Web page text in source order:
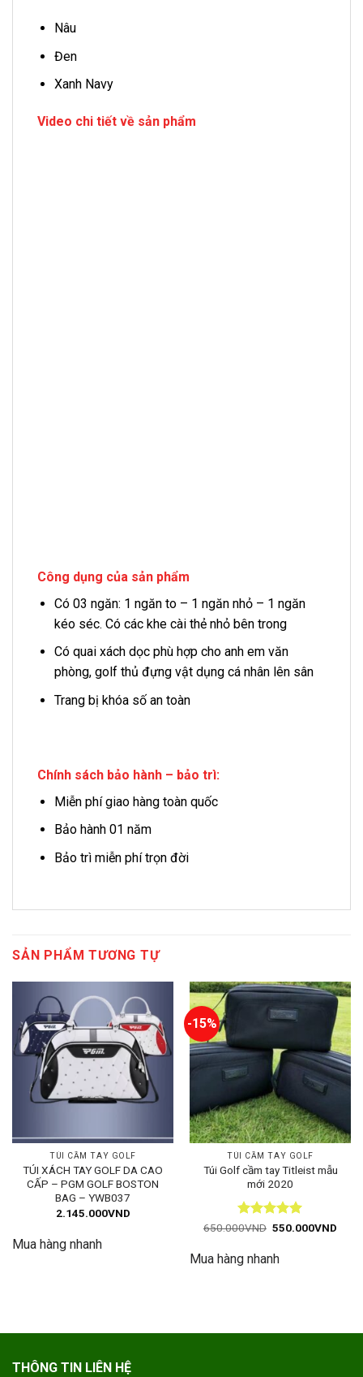
Nâu
Đen
Xanh Navy
Video chi tiết về sản phẩm
Công dụng của sản phẩm
Có 03 ngăn: 1 ngăn to – 1 ngăn nhỏ – 1 ngăn
kéo séc. Có các khe cài thẻ nhỏ bên trong
Có quai xách dọc phù hợp cho anh em văn
phòng, golf thủ đựng vật dụng cá nhân lên sân
Trang bị khóa số an toàn
Chính sách bảo hành – bảo trì:
Miễn phí giao hàng toàn quốc
Bảo hành 01 năm
Bảo trì miễn phí trọn đời
SẢN PHẨM TƯƠNG TỰ
TÚI CẦM TAY GOLF
TÚI XÁCH TAY GOLF DA CAO
CẤP – PGM GOLF BOSTON
BAG – YWB037
2.145.000VND
Mua hàng nhanh
-15%
TÚI CẦM TAY GOLF
Túi Golf cầm tay Titleist mẫu
mới 2020
Được xếp
sao
650.000VND Giá
650.000VND.
550.000VND
Mua hàng nhanh
THÔNG TIN LIÊN HỆ